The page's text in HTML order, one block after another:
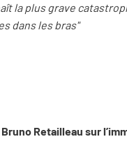
la plus grave
dans les bras"
Retailleau sur